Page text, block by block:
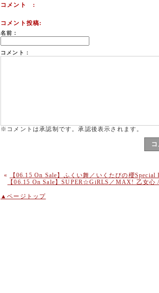
コメント :
コメント投稿:
名前：
コメント：
※コメントは承認制です。承認後表示されます。
« 【06.15 On Sale】ふくい舞／いくたびの櫻
【06.15 On Sale】SUPER☆GiRLS／MAX! 乙女
▲ページトップ